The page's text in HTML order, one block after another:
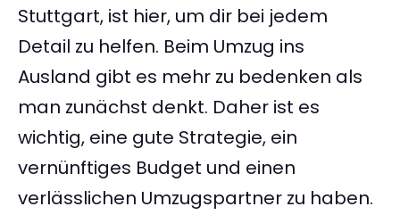
Stuttgart, ist hier, um dir bei jedem
Detail zu helfen. Beim Umzug ins
Ausland gibt es mehr zu bedenken als
man zunächst denkt. Daher ist es
wichtig, eine gute Strategie, ein
vernünftiges Budget und einen
verlässlichen Umzugspartner zu haben.